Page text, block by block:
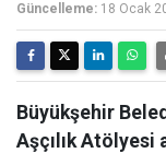
Güncelleme: 18 Ocak
Büyükşehir
Aşçılık Atölyesi